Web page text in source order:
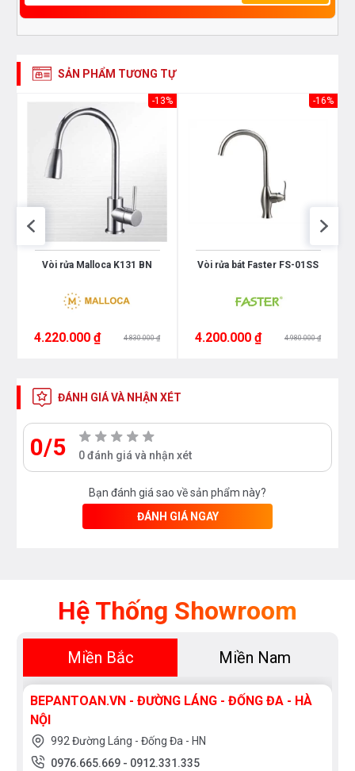
SẢN PHẨM TƯƠNG TỰ
-13%
Vòi rửa Malloca K131 BN
4.220.000 ₫ 4.830.000 ₫
-16%
Vòi rửa bát Faster FS-01SS
4.200.000 ₫ 4.980.000 ₫
ĐÁNH GIÁ VÀ NHẬN XÉT
0/5 0 đánh giá và nhận xét
Bạn đánh giá sao về sản phẩm này?
ĐÁNH GIÁ NGAY
Hệ Thống Showroom
Miền Bắc Miền Nam
BEPANTOAN.VN - ĐƯỜNG LÁNG - ĐỐNG ĐA - HÀ
NỘI
992 Đường Láng - Đống Đa - HN
0976.665.669 - 0912.331.335